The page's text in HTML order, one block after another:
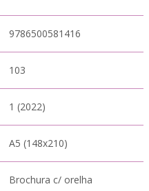
9786500581416
103
1 (2022)
A5 (148x210)
Brochura c/ orelha